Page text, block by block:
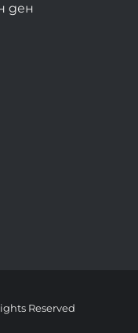
ден
Reserved